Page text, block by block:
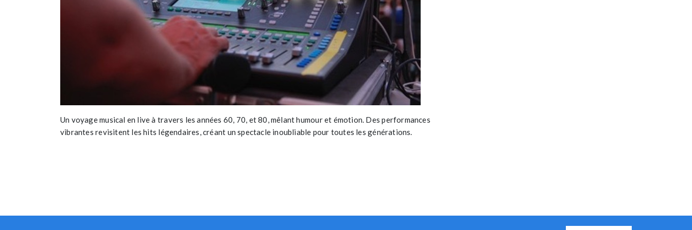
Un voyage musical en live à travers les années 60, 70, et 80, mêlant humour et émotion. Des performances
vibrantes revisitent les hits légendaires, créant un spectacle inoubliable pour toutes les générations.